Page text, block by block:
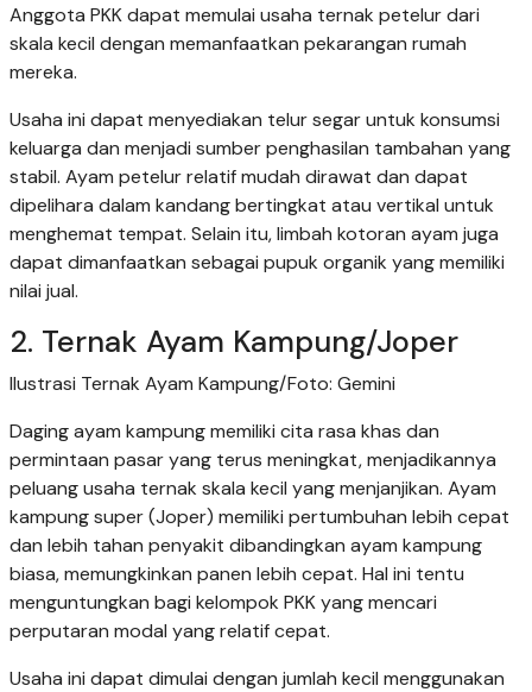
Anggota PKK dapat memulai usaha ternak petelur dari
skala kecil dengan memanfaatkan pekarangan rumah
mereka.
Usaha ini dapat menyediakan telur segar untuk konsumsi
keluarga dan menjadi sumber penghasilan tambahan yang
stabil. Ayam petelur relatif mudah dirawat dan dapat
dipelihara dalam kandang bertingkat atau vertikal untuk
menghemat tempat. Selain itu, limbah kotoran ayam juga
dapat dimanfaatkan sebagai pupuk organik yang memiliki
nilai jual.
2. Ternak Ayam Kampung/Joper
Ilustrasi Ternak Ayam Kampung/Foto: Gemini
Daging ayam kampung memiliki cita rasa khas dan
permintaan pasar yang terus meningkat, menjadikannya
peluang usaha ternak skala kecil yang menjanjikan. Ayam
kampung super (Joper) memiliki pertumbuhan lebih cepat
dan lebih tahan penyakit dibandingkan ayam kampung
biasa, memungkinkan panen lebih cepat. Hal ini tentu
menguntungkan bagi kelompok PKK yang mencari
perputaran modal yang relatif cepat.
Usaha ini dapat dimulai dengan jumlah kecil menggunakan